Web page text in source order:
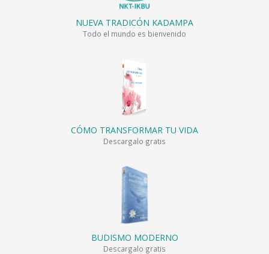
NUEVA TRADICÓN KADAMPA
Todo el mundo es bienvenido
CÓMO TRANSFORMAR TU VIDA
Descargalo gratis
BUDISMO MODERNO
Descargalo gratis